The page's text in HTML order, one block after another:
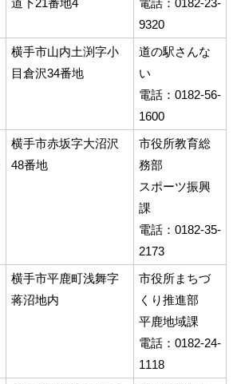
道下21番地4
電話：0182-23-
9320
横手市山内土渕字小
目倉沢34番地
道の駅さんな
い
電話：0182-56-
1600
横手市赤坂字大沼沢
48番地
市役所教育総
務部
スポーツ振興
課
電話：0182-35-
2173
横手市平鹿町浅舞字
蒋沼地内
市役所まちづ
くり推進部
平鹿地域課
電話：0182-24-
1118